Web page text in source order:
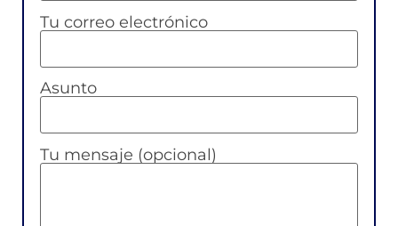
Tu correo electrónico
Asunto
Tu mensaje (opcional)